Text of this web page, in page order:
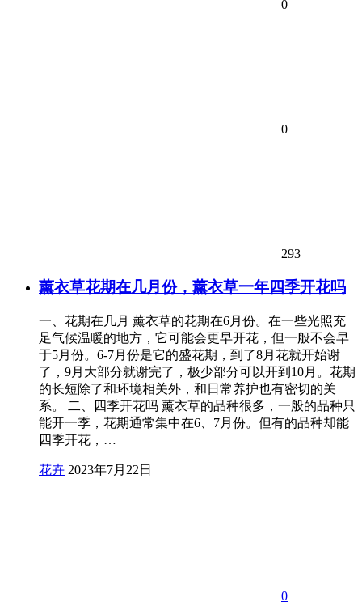
0
0
293
薰衣草花期在几月份，薰衣草一年四季开花吗
一、花期在几月 薰衣草的花期在6月份。在一些光照充
足气候温暖的地方，它可能会更早开花，但一般不会早
于5月份。6-7月份是它的盛花期，到了8月花就开始谢
了，9月大部分就谢完了，极少部分可以开到10月。花期
的长短除了和环境相关外，和日常养护也有密切的关
系。 二、四季开花吗 薰衣草的品种很多，一般的品种只
能开一季，花期通常集中在6、7月份。但有的品种却能
四季开花，…
花卉 2023年7月22日
0